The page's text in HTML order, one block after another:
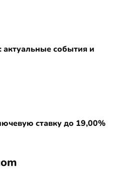
события и
ставку до 19,00%